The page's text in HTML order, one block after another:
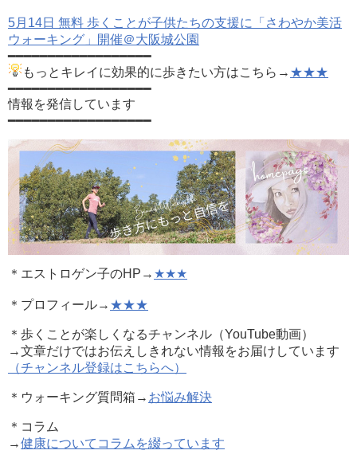
5月14日 無料 歩くことが子供たちの支援に「さわやか美活
ウォーキング」開催＠大阪城公園
━━━━━━━━━━━━━━━━━━
もっとキレイに効果的に歩きたい方はこちら→ ★★★
━━━━━━━━━━━━━━━━━━
情報を発信しています
━━━━━━━━━━━━━━━━━━
＊エストロゲン子のHP→ ★★★
＊プロフィール→ ★★★
＊歩くことが楽しくなるチャンネル（YouTube動画）
→文章だけではお伝えしきれない情報をお届けしています
（チャンネル登録はこちらへ）
＊ウォーキング質問箱→ お悩み解決
＊コラム
→健康についてコラムを綴っています